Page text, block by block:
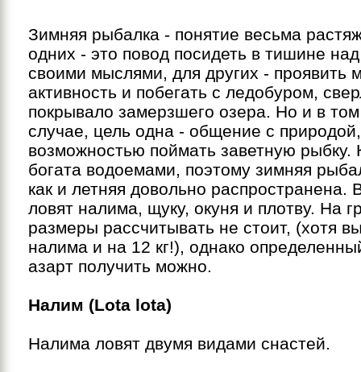
Зимняя рыбалка - понятие весьма
одних - это повод посидеть в тишине
своими мыслями, для других - проявить
активность и побегать с ледобуром,
покрывало замерзшего озера. Но и в
случае, цель одна - общение с
возможностью поймать заветную рыбку.
богата водоемами, поэтому зимняя
как и летняя довольно распространена.
ловят налима, щуку, окуня и плотву. На
размеры рассчитывать не стоит, (хотя
налима и на 12 кг!), однако
азарт получить можно.
Налим (Lota lota)
Налима ловят двумя видами снастей.